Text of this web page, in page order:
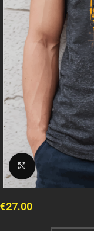
Clicca per
€27.00